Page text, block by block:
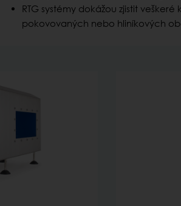
RTG systémy dokážou zjistit
pokovovaných nebo hliníkových